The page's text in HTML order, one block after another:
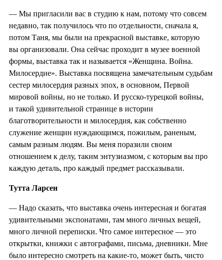
— Мы пригласили вас в студию к нам, потому что совсем
недавно, так получилось что по отдельности, сначала я,
потом Таня, мы были на прекрасной выставке, которую
вы организовали. Она сейчас проходит в музее военной
формы, выставка так и называется «Женщина. Война.
Милосердие». Выставка посвящена замечательным судьбам
сестер милосердия разных эпох, в основном, Первой
мировой войны, но не только. И русско-турецкой войны,
и такой удивительной странице в истории
благотворительности и милосердия, как собственно
служение женщин нуждающимся, пожилым, раненым,
самым разным людям. Вы меня поразили своим
отношением к делу, таким энтузиазмом, с которым вы про
каждую деталь, про каждый предмет рассказывали.
Тутта Ларсен
— Надо сказать, что выставка очень интересная и богатая
удивительными экспонатами, там много личных вещей,
много личной переписки. Что самое интересное — это
открытки, книжки с автографами, письма, дневники. Мне
было интересно смотреть на какие-то, может быть, чисто